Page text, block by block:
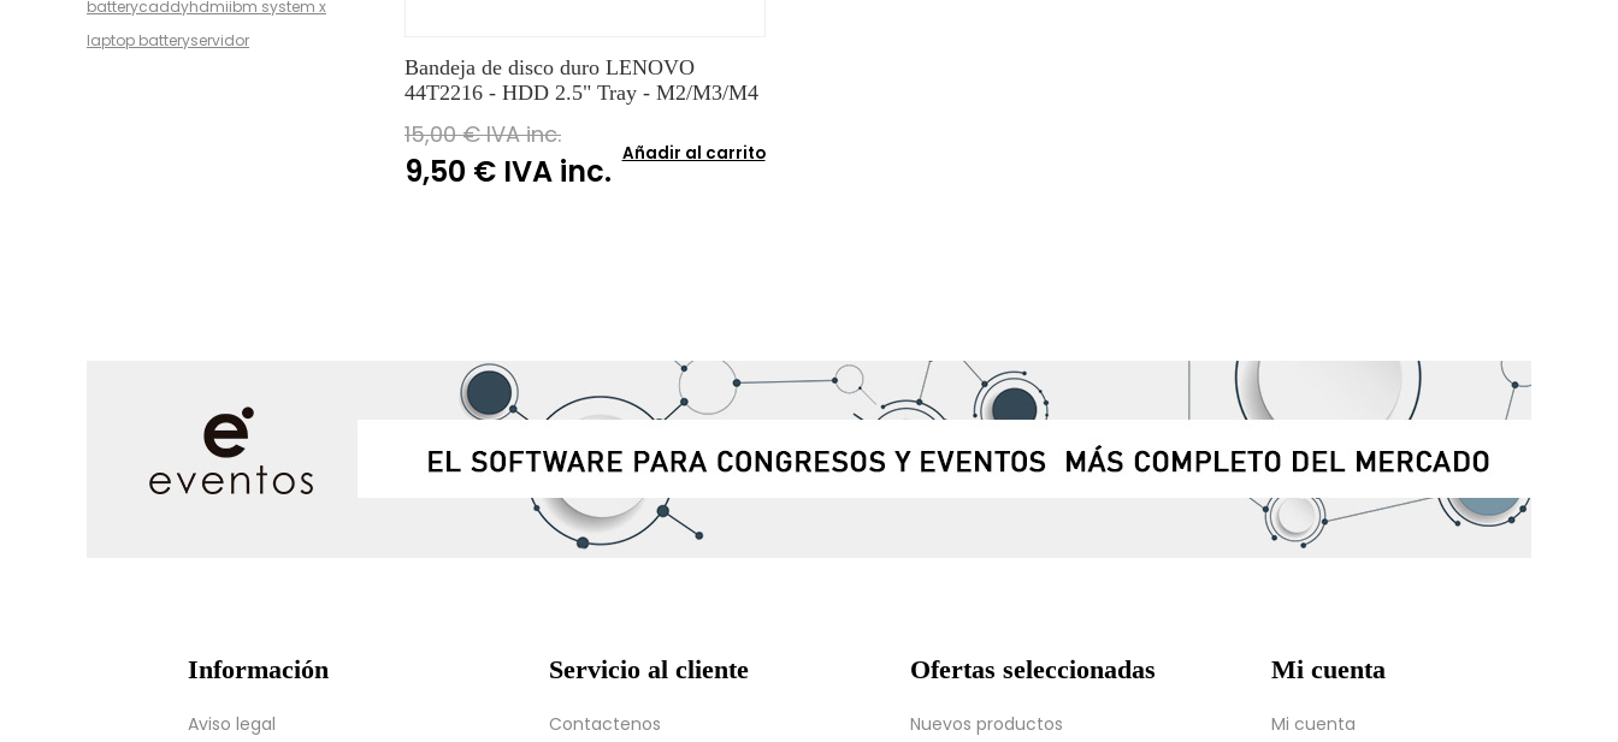
batterycaddyhdmiibm system x
laptop batteryservidor
Bandeja de disco duro LENOVO
44T2216 - HDD 2.5" Tray - M2/M3/M4
15,00 € IVA inc.
9,50 € IVA inc. Añadir al carrito
Información
Aviso legal
Servicio al cliente
Contactenos
Ofertas seleccionadas
Nuevos productos
Mi cuenta
Mi cuenta